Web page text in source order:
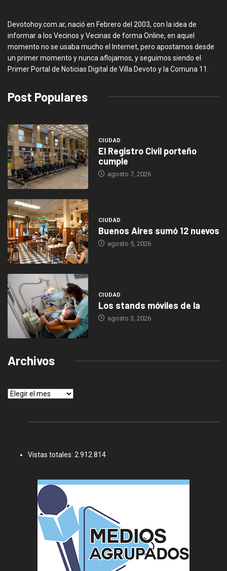
Devotohoy.com.ar, nació en Febrero del 2003, con la idea de
informar a los Vecinos y Vecinas de forma Online, en aquel
momento no se usaba mucho el Internet, pero apostamos desde
un primer momento y nunca aflojamos, y seguimos siendo el
Primer Portal de Noticias Digital de Villa Devoto y la Comuna 11.
Post Populares
CIUDAD
El Registro Civil porteño
cumple
agosto 7, 2026
CIUDAD
Buenos Aires sumó 12 nuevos
agosto 5, 2026
CIUDAD
Los stands móviles de la
agosto 3, 2026
Archivos
Archivos
Vistas totales: 2.912.814